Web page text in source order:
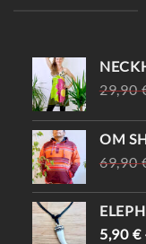
29,90
OM
69,90
5,90 €